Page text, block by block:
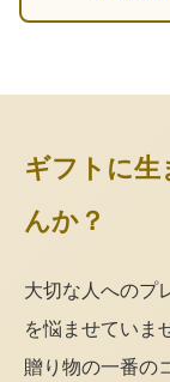
ギフトに
んか？
大切な人へのプ
を悩ませていま
贈り物の一番の